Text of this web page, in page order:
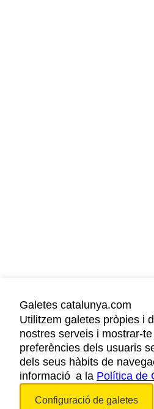
Galetes catalunya.com
Utilitzem galetes pròpies i
nostres serveis i mostrar-
preferències dels usuaris
dels seus hàbits de
informació a la Política de
Configuració de galetes